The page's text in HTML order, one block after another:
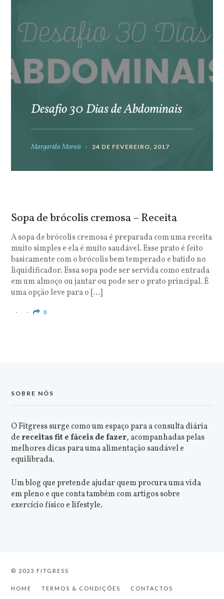
Desafio 30 Dias de Abdominais
Margarida Morais 24 DE FEVEREIRO, 2017
Sopa de brócolis cremosa – Receita
A sopa de brócolis cremosa é preparada com uma receita
muito simples e ela é muito saudável. Esse prato é feito
basicamente com o brócolis bem temperado e batido no
liquidificador. Essa sopa pode ser servida como entrada
em um almoço ou jantar ou pode ser o prato principal. É
uma opção leve para o […]
0
SOBRE NÓS
O Fitgress surge como um espaço para a consulta diária
dereceitas fit e fáceis de fazer, acompanhadas pelas
melhores dicas para uma alimentação saudável e
equilibrada.
Um blog que pretende ajudar quem procura uma vida
em pleno e que conta também com artigos sobre
exercício físico e lifestyle.
© 2023 FITGRESS
HOME TERMOS & CONDIÇÕES CONTACTOS